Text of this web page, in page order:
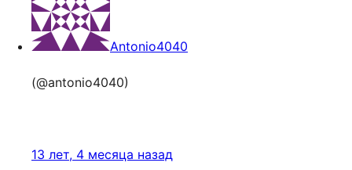
Antonio4040
(@antonio4040)
13 лет, 4 месяца назад